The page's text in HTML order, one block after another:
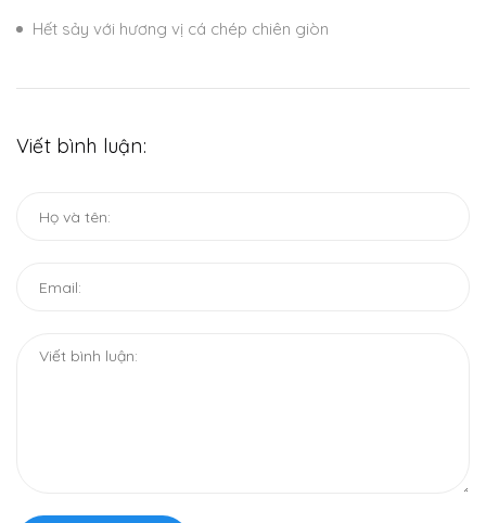
Hết sảy với hương vị cá chép chiên giòn
Viết bình luận: